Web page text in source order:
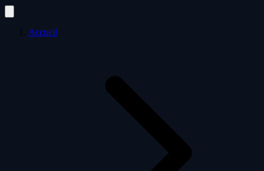
Accueil